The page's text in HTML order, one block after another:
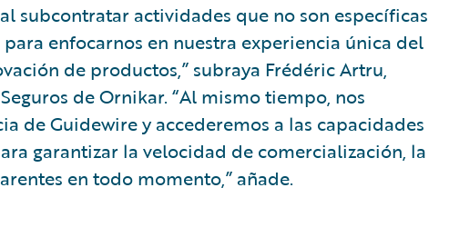
subcontratar actividades que no son específicas
enfocarnos en nuestra experiencia única del
de productos,” subraya Frédéric Artru,
de Ornikar. “Al mismo tiempo, nos
de Guidewire y accederemos a las capacidades
garantizar la velocidad de comercialización, la
en todo momento,” añade.